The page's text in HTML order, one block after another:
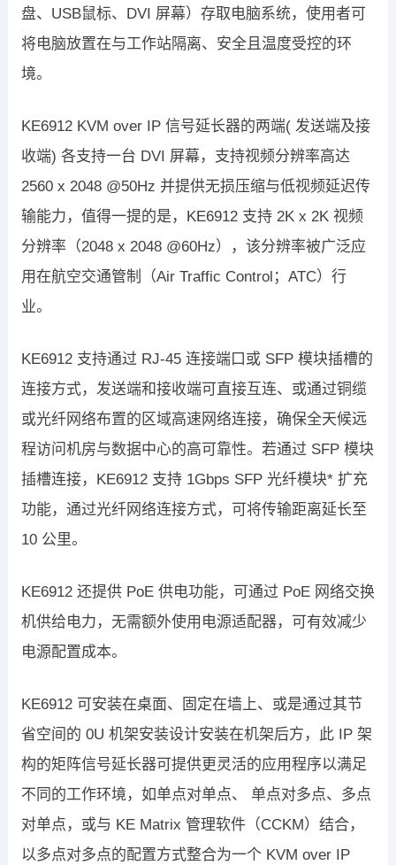
盘、USB鼠标、DVI 屏幕）存取电脑系统，使用者可
将电脑放置在与工作站隔离、安全且温度受控的环
境。
KE6912 KVM over IP 信号延长器的两端( 发送端及接
收端) 各支持一台 DVI 屏幕，支持视频分辨率高达
2560 x 2048 @50Hz 并提供无损压缩与低视频延迟传
输能力，值得一提的是，KE6912 支持 2K x 2K 视频
分辨率（2048 x 2048 @60Hz），该分辨率被广泛应
用在航空交通管制（Air Traffic Control；ATC）行
业。
KE6912 支持通过 RJ-45 连接端口或 SFP 模块插槽的
连接方式，发送端和接收端可直接互连、或通过铜缆
或光纤网络布置的区域高速网络连接，确保全天候远
程访问机房与数据中心的高可靠性。若通过 SFP 模块
插槽连接，KE6912 支持 1Gbps SFP 光纤模块* 扩充
功能，通过光纤网络连接方式，可将传输距离延长至
10 公里。
KE6912 还提供 PoE 供电功能，可通过 PoE 网络交换
机供给电力，无需额外使用电源适配器，可有效减少
电源配置成本。
KE6912 可安装在桌面、固定在墙上、或是通过其节
省空间的 0U 机架安装设计安装在机架后方，此 IP 架
构的矩阵信号延长器可提供更灵活的应用程序以满足
不同的工作环境，如单点对单点、 单点对多点、多点
对单点，或与 KE Matrix 管理软件（CCKM）结合，
以多点对多点的配置方式整合为一个 KVM over IP